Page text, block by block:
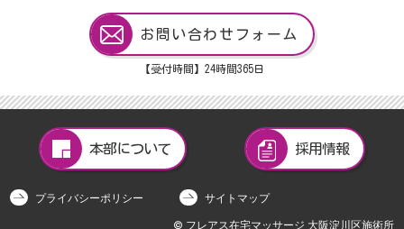
お問い合わせフォーム
【受付時間】24時間365日
本部について 採用情報
プライバシーポリシー
サイトマップ
© フレアス在宅マッサージ 大阪淀川区施術所